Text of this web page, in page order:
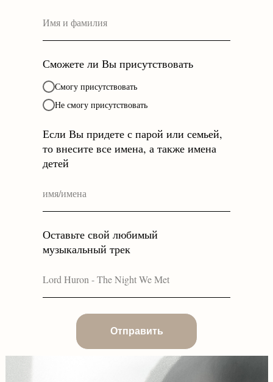
Сможете ли Вы присутствовать
Смогу присутствовать
Не смогу присутствовать
Если Вы придете с парой или семьей,
то внесите все имена, а также имена
детей
Оставьте свой любимый
музыкальный трек
Отправить